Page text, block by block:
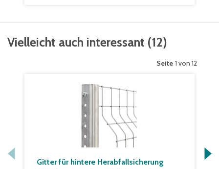
Vielleicht auch interessant (12)
Seite 1 von 12
Gitter für hintere Herabfallsicherung